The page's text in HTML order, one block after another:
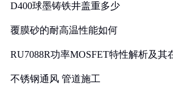
D400球墨铸铁井盖重多少
覆膜砂的耐高温性能如何
RU7088R功率MOSFET特性解析及其
不锈钢通风 管道施工